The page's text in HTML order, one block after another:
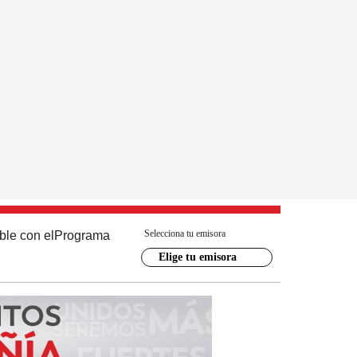
con el Programa Selecciona tu emisora
Elige tu emisora